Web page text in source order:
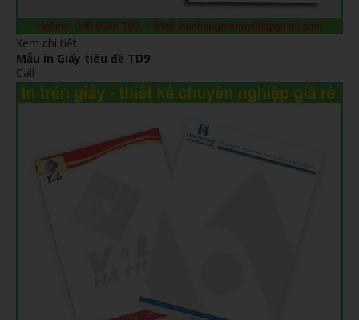
Xem chi tiết
Mẫu in Giấy tiêu đề TD9
Call